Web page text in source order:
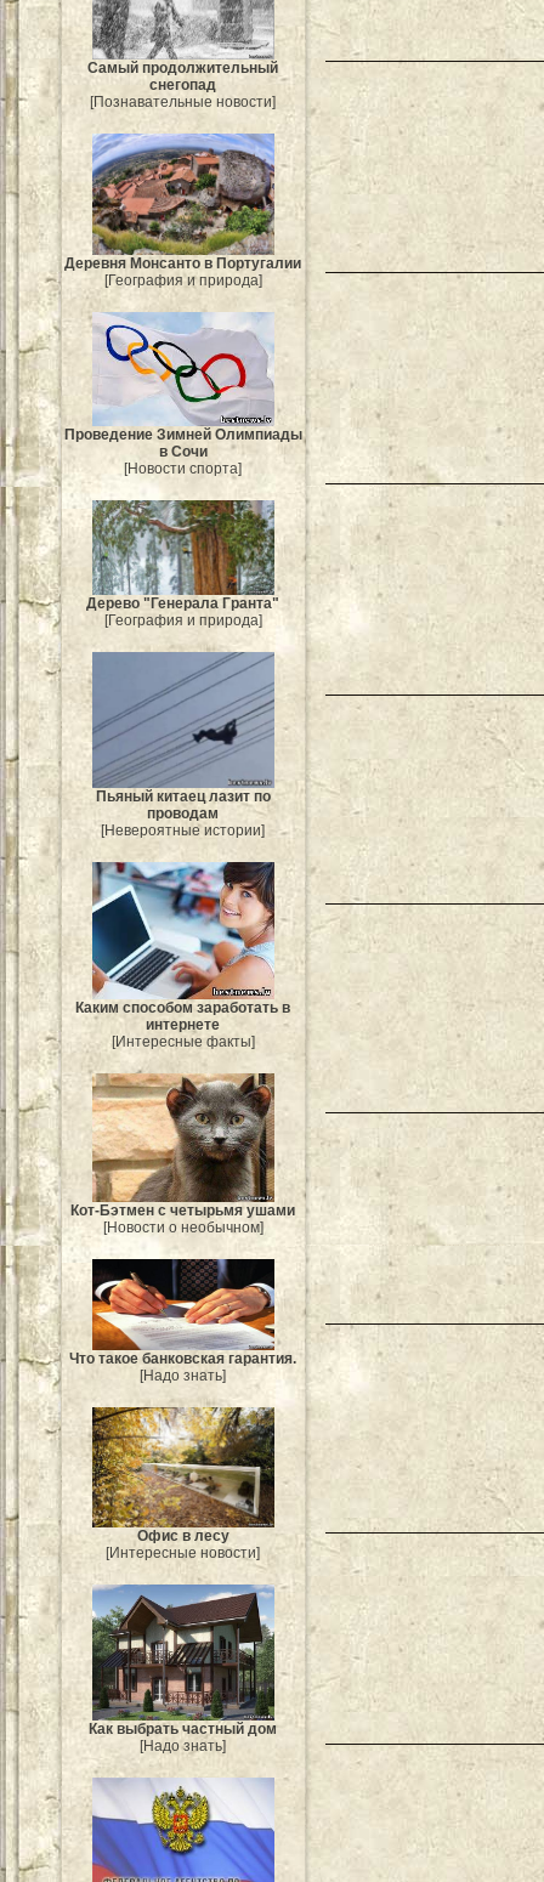
Самый продолжительный
снегопад
[Познавательные новости]
Деревня Монсанто в Португалии
[География и природа]
Проведение Зимней Олимпиады
в Сочи
[Новости спорта]
Дерево "Генерала Гранта"
[География и природа]
Пьяный китаец лазит по
проводам
[Невероятные истории]
Каким способом заработать в
интернете
[Интересные факты]
Кот-Бэтмен с четырьмя ушами
[Новости о необычном]
Что такое банковская гарантия.
[Надо знать]
Офис в лесу
[Интересные новости]
Как выбрать частный дом
[Надо знать]